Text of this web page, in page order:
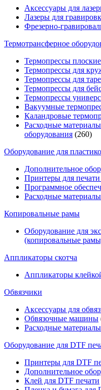
Аксессуары для
Лазеры для
Фрезерно-
Термотрансферное
Термопрессы плоские
Термопрессы для
Термопрессы для
Термопрессы для
Термопрессы
Вакуумные
Каландровые
Расходные
оборудования (260)
Оборудование для
Дополнительное
Принтеры для
Программное
Расходные
Копировальные рамы
Оборудование для
(копировальные
Аппликаторы скотча
Аппликаторы
Обвязчики
Аксессуары для
Обвязочные машины
Расходные
Оборудование для DTF
Принтеры для DTF
Дополнительное
Клей для DTF печати